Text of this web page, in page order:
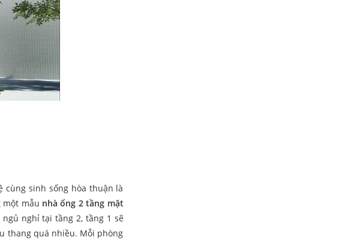
cùng sinh sống hòa thuận là
một mẫu nhà ống 2 tầng mặt
nghỉ tại tầng 2, tầng 1 sẽ
thang quá nhiều. Mỗi phòng